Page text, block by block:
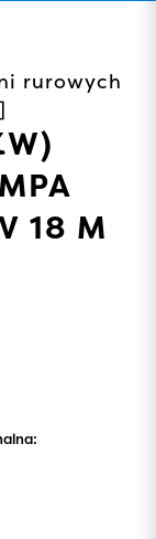
rurowych
18 M